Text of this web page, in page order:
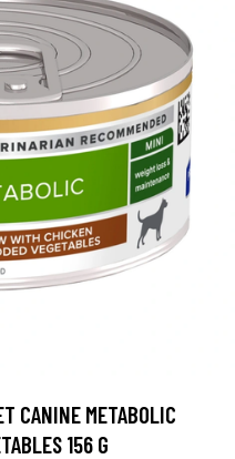
CANINE METABOLIC
156 G